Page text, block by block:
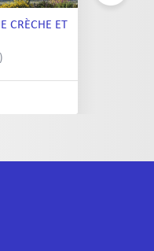
CRÈCHE ET